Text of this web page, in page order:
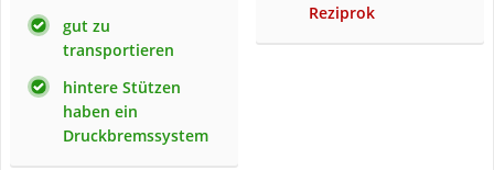
gut zu
transportieren
hintere Stützen
haben ein
Druckbremssystem
Reziprok